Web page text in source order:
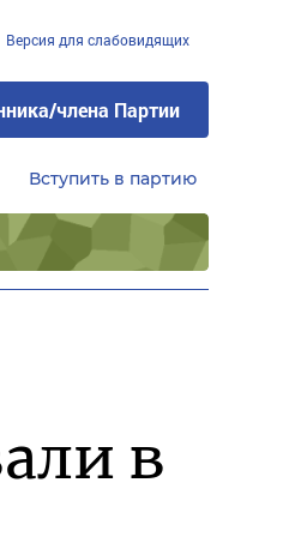
Версия для слабовидящих
члена Партии
Вступить в партию
в